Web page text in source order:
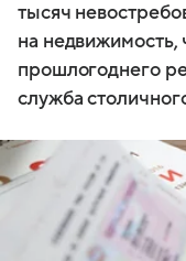
тысяч
на недвижимость,
прошлогоднего
служба